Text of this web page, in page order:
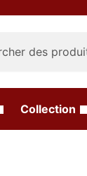
Collection